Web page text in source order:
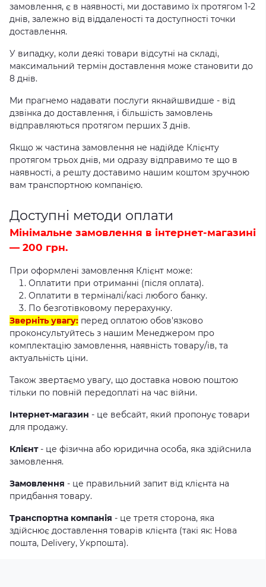
замовлення, є в наявності, ми доставимо їх протягом 1-2
днів, залежно від віддаленості та доступності точки
доставлення.
У випадку, коли деякі товари відсутні на складі,
максимальний термін доставлення може становити до
8 днів.
Ми прагнемо надавати послуги якнайшвидше - від
дзвінка до доставлення, і більшість замовлень
відправляються протягом перших 3 днів.
Якщо ж частина замовлення не надійде Клієнту
протягом трьох днів, ми одразу відправимо те що в
наявності, а решту доставимо нашим коштом зручною
вам транспортною компанією.
Доступні методи оплати
Мінімальне замовлення в інтернет-магазині
— 200 грн.
При оформлені замовлення Клієнт може:
Оплатити при отриманні (після оплата).
Оплатити в терміналі/касі любого банку.
По безготівковому перерахунку.
Зверніть увагу: перед оплатою обов'язково
проконсультуйтесь з нашим Менеджером про
комплектацію замовлення, наявність товару/ів, та
актуальність ціни.
Також звертаємо увагу, що доставка новою поштою
тільки по повній передоплаті на час війни.
Інтернет-магазин - це вебсайт, який пропонує товари
для продажу.
Клієнт- це фізична або юридична особа, яка здійснила
замовлення.
Замовлення - це правильний запит від клієнта на
придбання товару.
Транспортна компанія - це третя сторона, яка
здійснює доставлення товарів клієнта (такі як: Нова
пошта, Delivery, Укрпошта).